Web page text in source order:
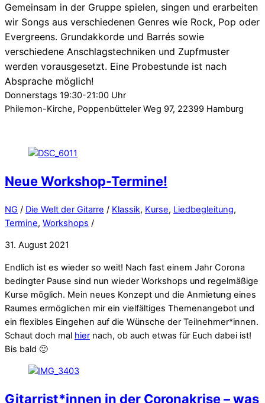
Gemeinsam in der Gruppe spielen, singen und erarbeiten
wir Songs aus verschiedenen Genres wie Rock, Pop oder
Evergreens. Grundakkorde und Barrés sowie
verschiedene Anschlagstechniken und Zupfmuster
werden vorausgesetzt. Eine Probestunde ist nach
Absprache möglich!
Donnerstags 19:30-21:00 Uhr
Philemon-Kirche, Poppenbütteler Weg 97, 22399 Hamburg
Neue Workshop-Termine!
NG / Die Welt der Gitarre / Klassik, Kurse, Liedbegleitung,
Termine, Workshops /
31. August 2021
Endlich ist es wieder so weit! Nach fast einem Jahr Corona
bedingter Pause sind nun wieder Workshops und regelmäßige
Kurse möglich. Mein neues Konzept und die Anmietung eines
Raumes ermöglichen mir ein vielfältiges Themenangebot und
ein flexibles Eingehen auf die Wünsche der Teilnehmer*innen.
Schaut doch mal hier nach, ob auch etwas für Euch dabei ist!
Bis bald 🙂
Gitarrist*innen in der Coronakrise – was